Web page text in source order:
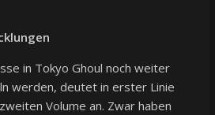
in Tokyo Ghoul noch weiter
werden, deutet in erster Linie
Volume an. Zwar haben